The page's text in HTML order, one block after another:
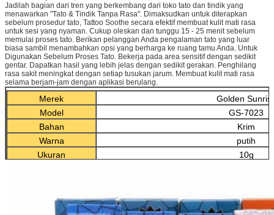
Jadilah bagian dari tren yang berkembang dari toko tato dan tindik yang
menawarkan "Tato & Tindik Tanpa Rasa". Dimaksudkan untuk diterapkan
sebelum prosedur tato, Tattoo Soothe secara efektif membuat kulit mati rasa
untuk sesi yang nyaman. Cukup oleskan dan tunggu 15 - 25 menit sebelum
memulai proses tato. Berikan pelanggan Anda pengalaman tato yang luar
biasa sambil menambahkan opsi yang berharga ke ruang tamu Anda. Untuk
Digunakan Sebelum Proses Tato. Bekerja pada area sensitif dengan sedikit
gentar. Dapatkan hasil yang lebih jelas dengan sedikit gerakan. Penghilang
rasa sakit meningkat dengan setiap tusukan jarum. Membuat kulit mati rasa
selama berjam-jam dengan aplikasi berulang.
Merek
Golden
Model
GS-7023
Bahan
Krim
Warna
putih
Ukuran
10g